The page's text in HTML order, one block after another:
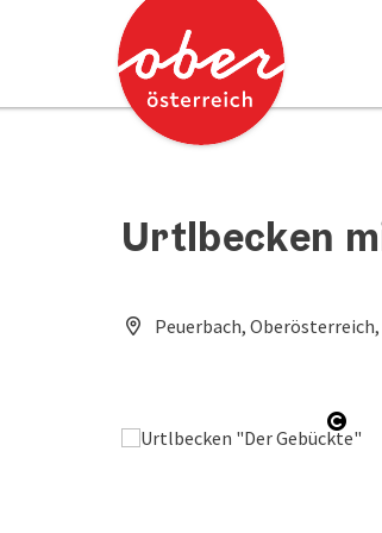
Zum Inhalt
Zum Seitenanfang Accesskey
Urtlbecken
Peuerbach,